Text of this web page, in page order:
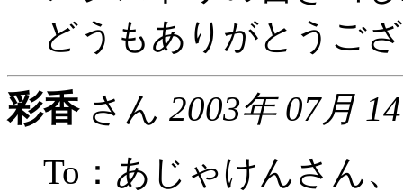
どうもありがとうご
彩香さん 2003年 07月
To：あじゃけんさん